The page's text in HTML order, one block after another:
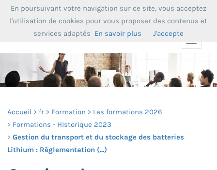
Toggle
Accueil fr Formation
Les formations 2026
Formations - Historique 2023
Gestion du transport et du stockage des batteries
Lithium : Réglementation (...)
En poursuivant votre navigation sur ce site, vous acceptez
l'utilisation de cookies pour vous proposer des contenus et
services adaptés En savoir plus J'accepte